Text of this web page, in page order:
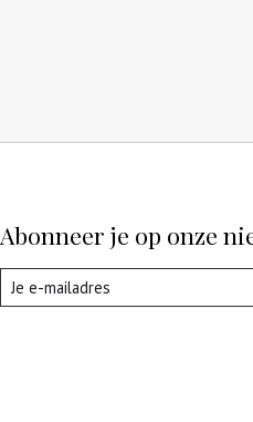
Abonneer je op onze